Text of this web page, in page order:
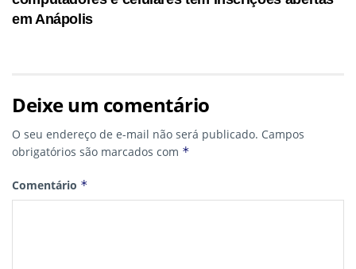
em Anápolis
Deixe um comentário
O seu endereço de e-mail não será publicado. Campos
obrigatórios são marcados com *
Comentário *